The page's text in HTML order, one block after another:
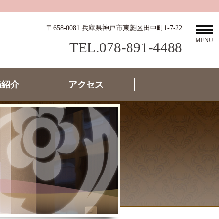
〒658-0081 兵庫県神戸市東灘区田中町1-7-22
TEL.078-891-4488 MENU
介 アクセス